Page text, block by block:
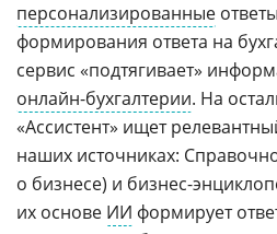
персонализированные
формирования ответа на
сервис «подтягивает»
онлайн-бухгалтерии. На
«Ассистент» ищет
наших источниках:
о бизнесе) и бизнес-
их основе ИИ формирует